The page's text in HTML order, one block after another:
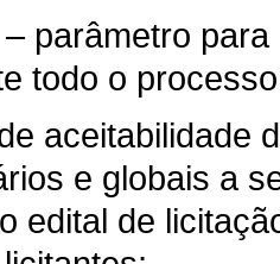
parâmetro
todo o
aceitabilidade
e globais a
edital de